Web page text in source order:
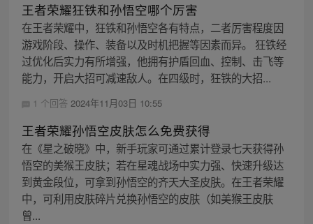
王者荣耀狂铁和孙悟空哪个厉害
在王者荣耀中，狂铁和孙悟空各有特点，二者厉害程度因
游戏阶段、操作、装备以及时机把握等因素而异。 狂铁经
过优化后实力有所增强，他拥有护盾回血、控制、击飞等
能力，开启大招可减速敌人。在四级时，狂铁的大招...
1 个回答 2024年11月03日 10:55
王者荣耀孙悟空皮肤怎么免费获得
在《星之破晓》中，新手玩家可通过累计登录七天获得孙
悟空的美猴王皮肤；若在星魂战场中实力强、快速升级达
到黄金段位，可拿到孙悟空的齐天大圣皮肤。在王者荣耀
中，可利用皮肤碎片兑换孙悟空的皮肤（如美猴王皮肤
曾...